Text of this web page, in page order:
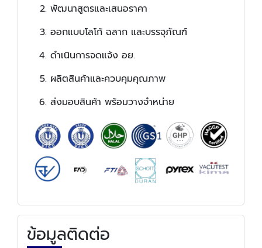
พัฒนาสูตรและเสนอราคา
ออกแบบโลโก้ ฉลาก และบรรจุภัณฑ์
ดำเนินการจดแจ้ง อย.
ผลิตสินค้าและควบคุมคุณภาพ
ส่งมอบสินค้า พร้อมวางจำหน่าย
ข้อมูลติดต่อ